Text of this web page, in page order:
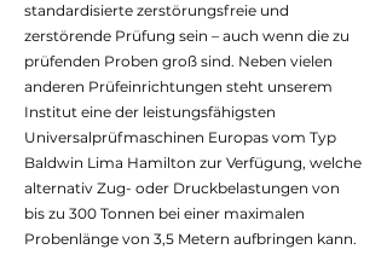
standardisierte zerstörungsfreie und
zerstörende Prüfung sein – auch wenn die zu
prüfenden Proben groß sind. Neben vielen
anderen Prüfeinrichtungen steht unserem
Institut eine der leistungsfähigsten
Universalprüfmaschinen Europas vom Typ
Baldwin Lima Hamilton zur Verfügung, welche
alternativ Zug- oder Druckbelastungen von
bis zu 300 Tonnen bei einer maximalen
Probenlänge von 3,5 Metern aufbringen kann.